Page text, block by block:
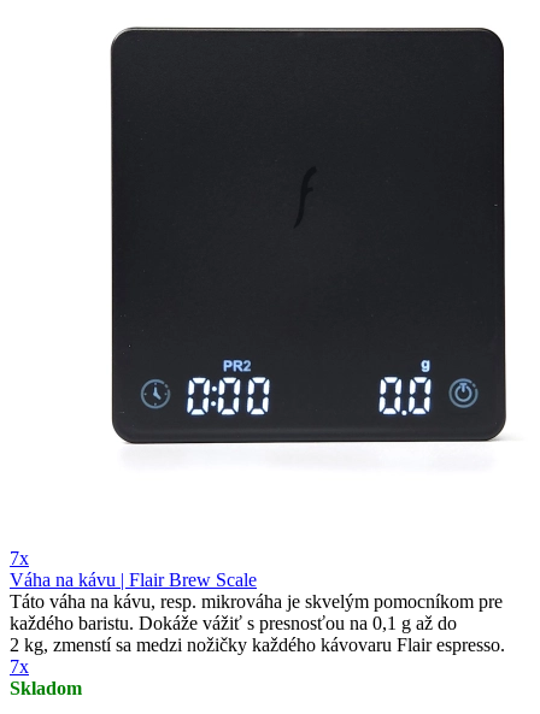
7x
Váha na kávu | Flair Brew Scale
Táto váha na kávu, resp. mikrováha je skvelým pomocníkom pre
každého baristu. Dokáže vážiť s presnosťou na 0,1 g až do
2 kg, zmenstí sa medzi nožičky každého kávovaru Flair espresso.
7x
Skladom